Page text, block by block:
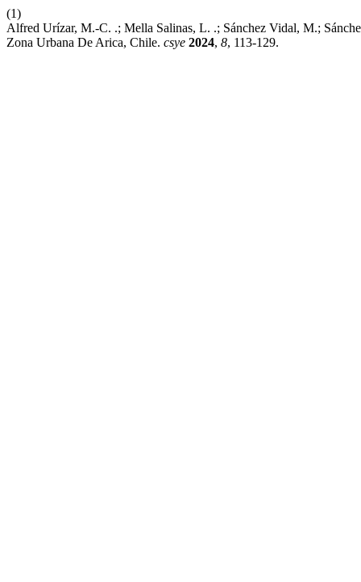
(1)
Alfred Urízar, M.-C. .; Mella Salinas, L. .; Sánchez Vidal, M.;
Zona Urbana De Arica, Chile. csye 2024, 8, 113-129.